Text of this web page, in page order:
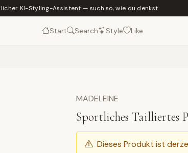
KI-Styling-Assistent — such so, wie du denkst.
Start Search Style Like
MADELEINE
Sportliches Tailliertes
Dieses Produkt ist